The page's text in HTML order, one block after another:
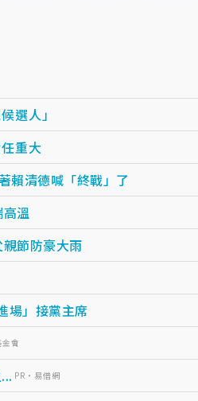
選人」
重大
賴清德喊「終戰」了
溫
節防豪大雨
場」接黨主席
會
PR・易借網